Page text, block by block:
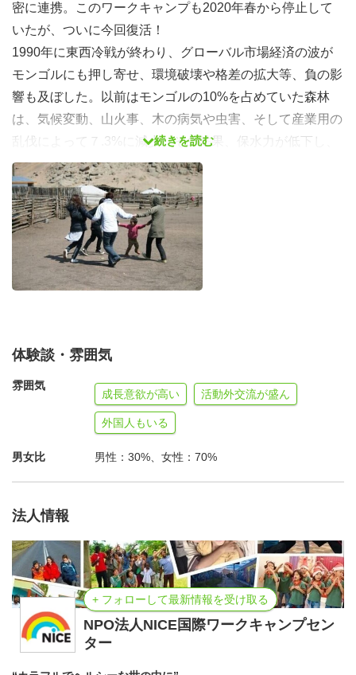
密に連携。このワークキャンプも2020年春から停止して
いたが、ついに今回復活！
1990年に東西冷戦が終わり、グローバル市場経済の波が
モンゴルにも押し寄せ、環境破壊や格差の拡大等、負の影
響も及ぼした。以前はモンゴルの10%を占めていた森林
は、気候変動、山火事、木の病気や虫害、そして産業用の
乱伐によって７.3%に減少。その結果、保水力が低下し、
川の水位・水量も低下。政府も本格的に対応し、2020年
には9%まで回復したが、木が十分育つには100年以上かか
る気候のため、更なる努力が必要。MCEは2004年から植
林に取り組み、NICEグリーニング・アジア基金も活用し
ながら、国際ワークキャンプで養護施設CCMが郊外に持
つ畑の周辺で数百本を植林。この時期だけ、植林に適す
（例年1日15本、計70本程。木が大きいので時間がかかる
し、天候によって作業できない時もあった）。穴掘り、水
やり、植樹に分かれて作業。建設や畑の野菜植え等を行う
可能性もあり。水やり等のフォローアップは、夏のワーク
キャンプ等で行う。
ボランティア用のハウスやゲル（モンゴル伝統のテン
ト）。初日の夜は首都のアパートに泊まる予定。交代で自
炊。寝袋必要。簡素な生活を楽しむ！
続きを読む
体験談・雰囲気
雰囲気
成長意欲が高い 活動外交流が盛ん
外国人もいる
男女比 男性：30%、女性：70%
法人情報
+ フォローして最新情報を受け取る
NPO法人NICE国際ワークキャンプセン
ター